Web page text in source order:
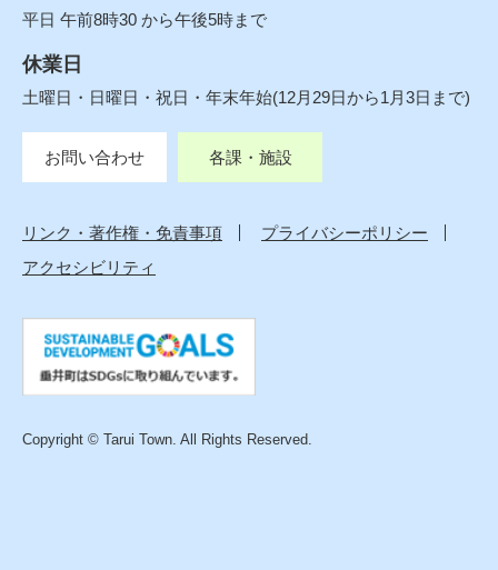
平日 午前8時30 から午後5時まで
休業日
土曜日・日曜日・祝日・年末年始(12月29日から1月3日まで)
お問い合わせ 各課・施設
リンク・著作権・免責事項
プライバシーポリシー
アクセシビリティ
Copyright © Tarui Town. All Rights Reserved.